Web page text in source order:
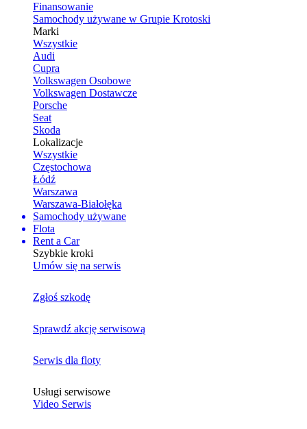
Finansowanie
Samochody używane w Grupie Krotoski
Marki
Wszystkie
Audi
Cupra
Volkswagen Osobowe
Volkswagen Dostawcze
Porsche
Seat
Skoda
Lokalizacje
Wszystkie
Częstochowa
Łódź
Warszawa
Warszawa-Białołęka
Samochody używane
Flota
Rent a Car
Szybkie kroki
Umów się na serwis
Zgłoś szkodę
Sprawdź akcję serwisową
Serwis dla floty
Usługi serwisowe
Video Serwis